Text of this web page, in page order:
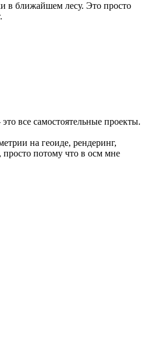
в ближайшем лесу. Это просто
все самостоятельные проекты.
на геоиде, рендеринг,
просто потому что в осм мне